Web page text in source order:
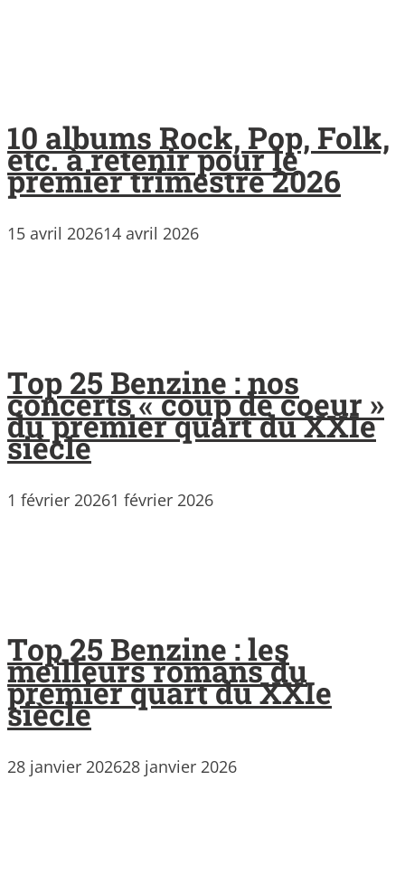
10 albums Rock, Pop, Folk,
etc. à retenir pour le
premier trimestre 2026
15 avril 202614 avril 2026
Top 25 Benzine : nos
concerts « coup de coeur »
du premier quart du XXIe
siècle
1 février 20261 février 2026
Top 25 Benzine : les
meilleurs romans du
premier quart du XXIe
siècle
28 janvier 202628 janvier 2026